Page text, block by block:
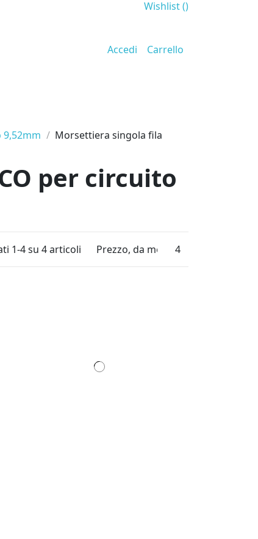
Wishlist ()
Accedi
Carrello
Morsettiera singola fila
per circuito
1-4 su 4 articoli Prezzo, da meno caro a più caro
4